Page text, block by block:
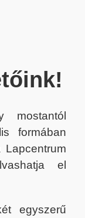
mostantól
formában
el
egyszerű